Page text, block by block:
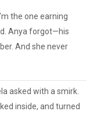
the one earning
Anya forgot—his
And she never
asked with a smirk.
inside, and turned